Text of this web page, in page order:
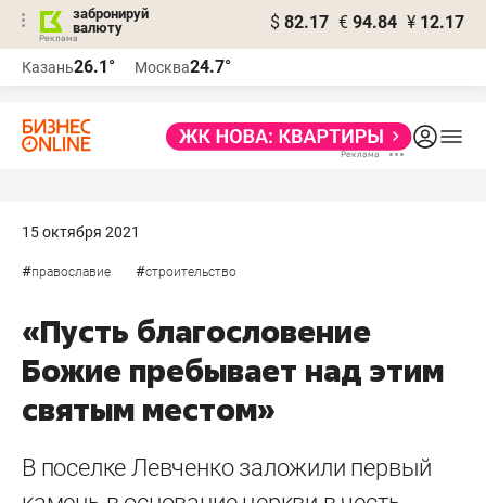
забронируй
валюту
$ 82.17 € 94.84 ¥ 12.17
Казань26.1° Москва24.7°
15 октября 2021
#православие #строительство
«Пусть благословение
Божие пребывает над этим
святым местом»
В поселке Левченко заложили первый